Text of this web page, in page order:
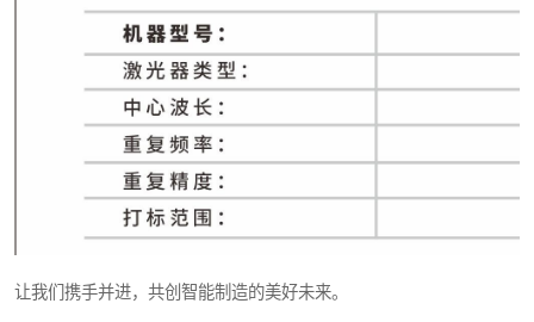
让我们携手并进，共创智能制造的美好未来。